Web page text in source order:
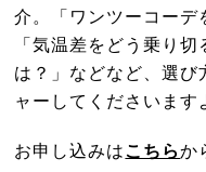
介。「ワンツーコーデ
「気温差をどう乗り
は？」などなど、選び
ャーしてくださいます
お申し込みはこちらか